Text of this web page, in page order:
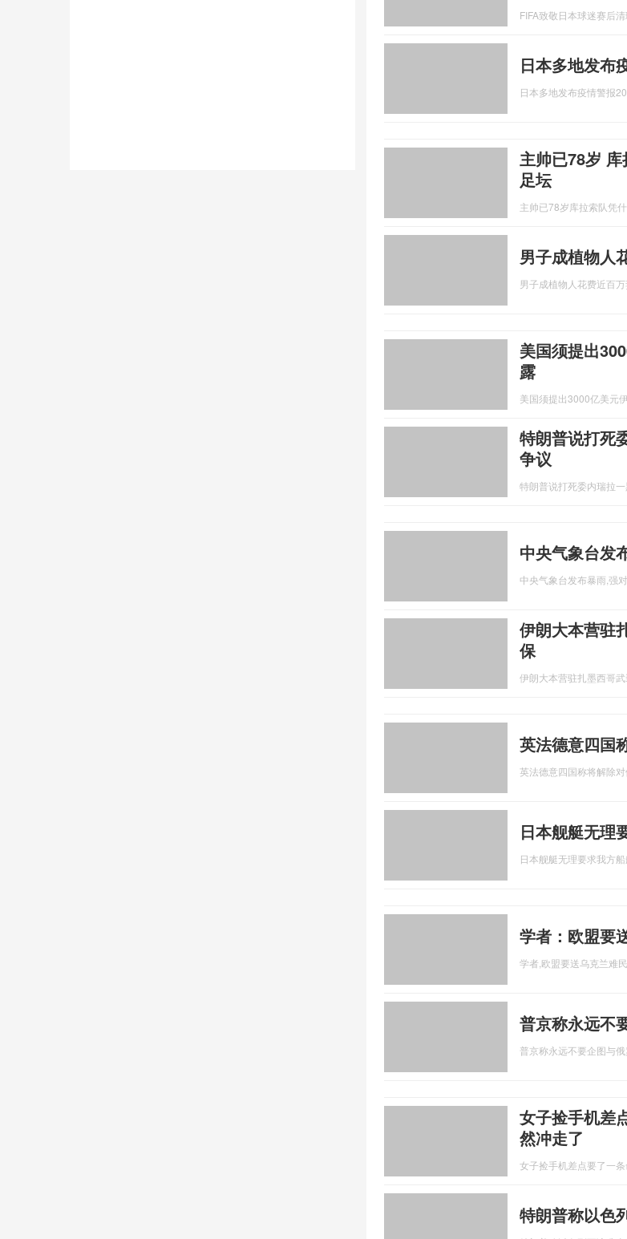
FIFA致敬日本球迷赛后
日本多地发布
日本多地发布疫情警报
主帅已78岁
足坛
主帅已78岁库拉索队凭
男子成植物人
男子成植物人花费近百
美国须提出
露
美国须提出3000亿美元
特朗普说打死
争议
特朗普说打死委内瑞拉
中央气象台发
中央气象台发布暴雨,强
伊朗大本营驻
保
伊朗大本营驻扎墨西哥
英法德意四国
英法德意四国称将解除
日本舰艇无理
日本舰艇无理要求我方
学者：欧盟要
学者,欧盟要送乌克兰难
普京称永远不
普京称永远不要企图与
女子捡手机差
然冲走了
女子捡手机差点要了一条
特朗普称以色